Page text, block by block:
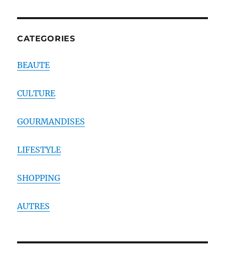
CATEGORIES
BEAUTE
CULTURE
GOURMANDISES
LIFESTYLE
SHOPPING
AUTRES